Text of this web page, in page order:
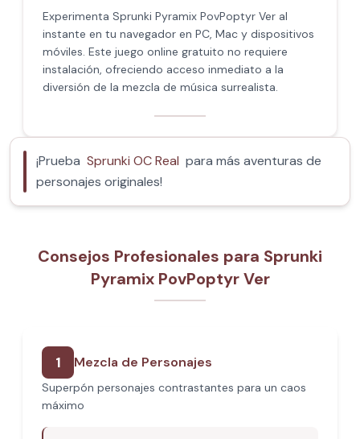
Experimenta Sprunki Pyramix PovPoptyr Ver al
instante en tu navegador en PC, Mac y dispositivos
móviles. Este juego online gratuito no requiere
instalación, ofreciendo acceso inmediato a la
diversión de la mezcla de música surrealista.
¡Prueba Sprunki OC Real para más aventuras de
personajes originales!
Consejos Profesionales para Sprunki
Pyramix PovPoptyr Ver
1 Mezcla de Personajes
Superpón personajes contrastantes para un caos
máximo